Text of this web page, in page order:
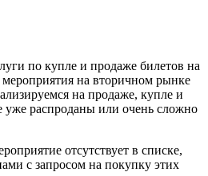
по купле и продаже билетов на
на вторичном рынке
на продаже, купле и
уже распроданы или очень сложно
отсутствует в списке,
с запросом на покупку этих